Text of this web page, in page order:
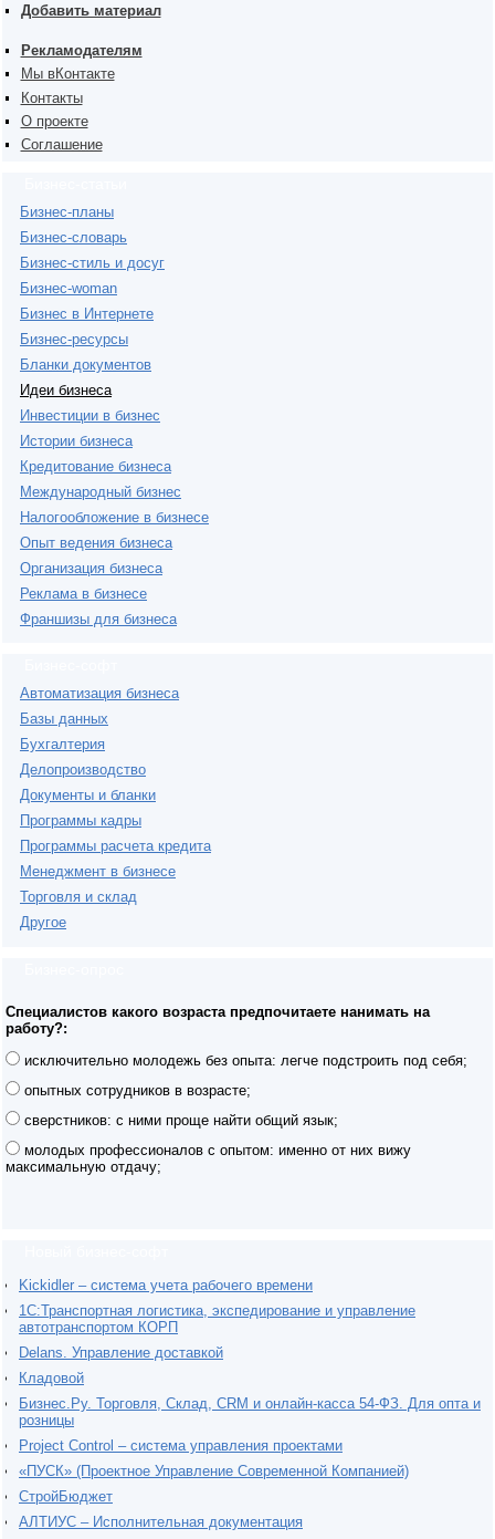
Добавить материал
Рекламодателям
Мы вКонтакте
Контакты
О проекте
Соглашение
Бизнес-планы
Бизнес-словарь
Бизнес-стиль и досуг
Бизнес-woman
Бизнес в Интернете
Бизнес-ресурсы
Бланки документов
Идеи бизнеса
Инвестиции в бизнес
Истории бизнеса
Кредитование бизнеса
Международный бизнес
Налогообложение в бизнесе
Опыт ведения бизнеса
Организация бизнеса
Реклама в бизнесе
Франшизы для бизнеса
Автоматизация бизнеса
Базы данных
Бухгалтерия
Делопроизводство
Документы и бланки
Программы кадры
Программы расчета кредита
Менеджмент в бизнесе
Торговля и склад
Другое
Специалистов какого возраста предпочитаете нанимать на
работу?:
исключительно молодежь без опыта: легче подстроить под себя;
опытных сотрудников в возрасте;
сверстников: с ними проще найти общий язык;
молодых профессионалов с опытом: именно от них вижу
максимальную отдачу;
Kickidler – система учета рабочего времени
1С:Транспортная логистика, экспедирование и управление
автотранспортом КОРП
Delans. Управление доставкой
Кладовой
Бизнес.Ру. Торговля, Склад, CRM и онлайн-касса 54-ФЗ. Для опта и
розницы
Project Сontrol – система управления проектами
«ПУСК» (Проектное Управление Современной Компанией)
СтройБюджет
АЛТИУС – Исполнительная документация